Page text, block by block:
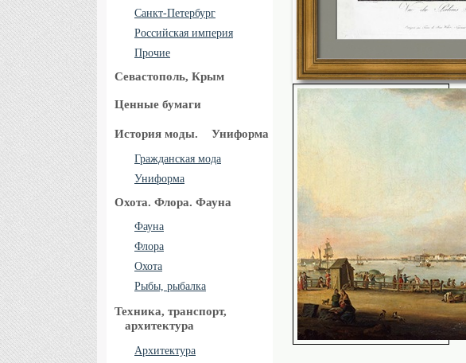
Санкт-Петербург
Российская империя
Прочие
Севастополь, Крым
Ценные бумаги
История моды. Униформа
Гражданская мода
Униформа
Охота. Флора. Фауна
Фауна
Флора
Охота
Рыбы, рыбалка
Техника, транспорт,
архитектура
Архитектура